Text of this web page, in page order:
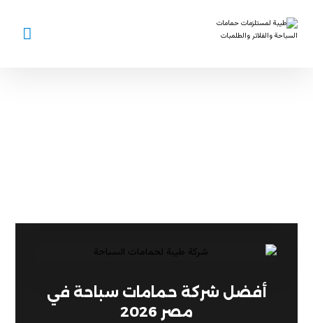
أفضل شركة حمامات سباحة في
مصر 2026